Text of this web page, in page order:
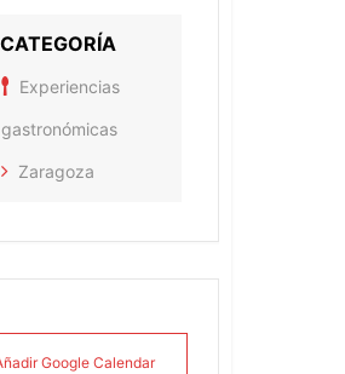
CATEGORÍA
Experiencias
gastronómicas
Zaragoza
Google Calendar